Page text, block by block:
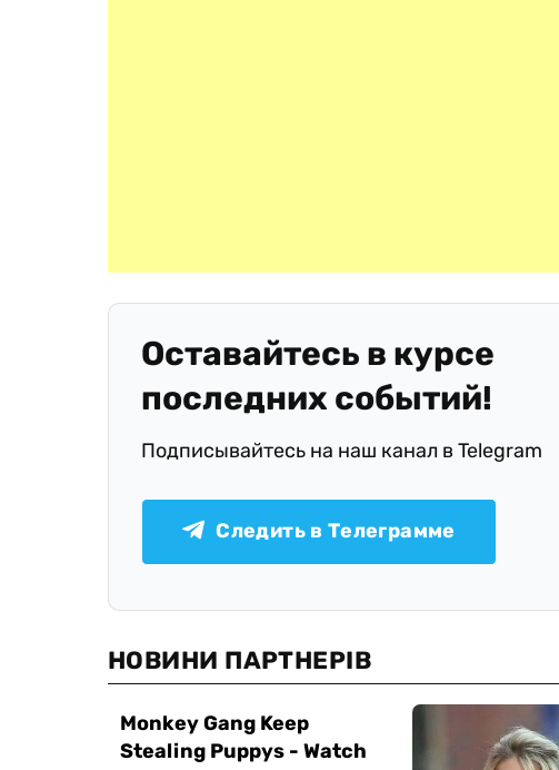
Оставайтесь в курсе
последних событий!
Подписывайтесь на наш канал в Telegram
Следить в Телеграмме